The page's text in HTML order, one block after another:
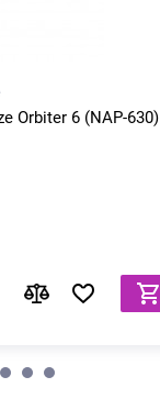
Orbiter 6 (NAP-630)